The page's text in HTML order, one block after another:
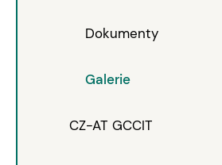
Dokumenty
Galerie
CZ-AT GCCIT